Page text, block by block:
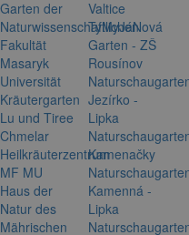
Garten der
Naturwissenschaftlichen
Fakultät
Masaryk
Universität
Kräutergarten
Lu und Tiree
Chmelar
Heilkräuterzentrum
MF MU
Haus der
Natur des
Mährischen
Valtice
TyMyJáNová
Garten - ZŠ
Rousínov
Jezírko -
Lipka
Kamenačky
Kamenná -
Lipka